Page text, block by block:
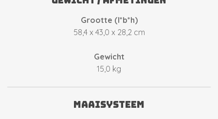
Grootte (l*b*h)
58,4 x 43,0 x 28,2 cm
Gewicht
15,0 kg
Maaisysteem